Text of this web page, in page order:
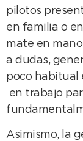
pilotos
en familia o
mate en
a dudas,
poco habitual
en trabajo
Asimismo, la